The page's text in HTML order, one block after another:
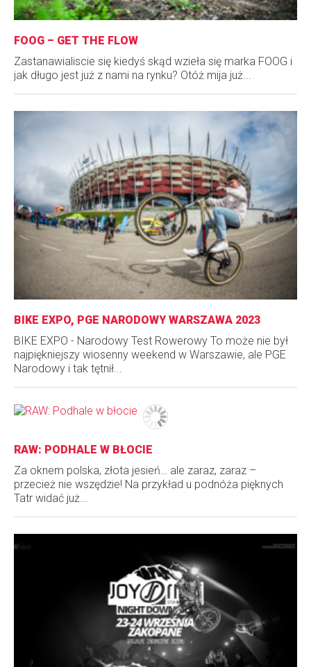
FOOG – GET THE FLOW
Zastanawialiscie się kiedyś skąd wzieła się marka FOOG i
jak długo jest już z nami na rynku? Otóż mija już...
BIKE EXPO, PGE NARODOWY WARSZAWA 2023
BIKE EXPO - Narodowy Test Rowerowy To może nie był
najpiękniejszy wiosenny weekend w Warszawie, ale PGE
Narodowy i tak tętnił...
RAW: PODHALE W BŁOCIE
Za oknem polska, złota jesień… ale zaraz, zaraz –
przecież nie wszędzie! Na przykład u podnóża pięknych
Tatr widać już...